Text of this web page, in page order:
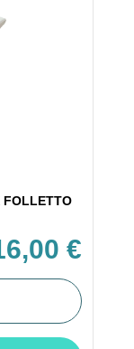
FOLLETTO
€